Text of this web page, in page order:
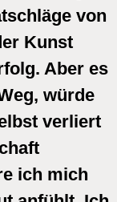
von
Kunst
Aber es
würde
verliert
ich mich